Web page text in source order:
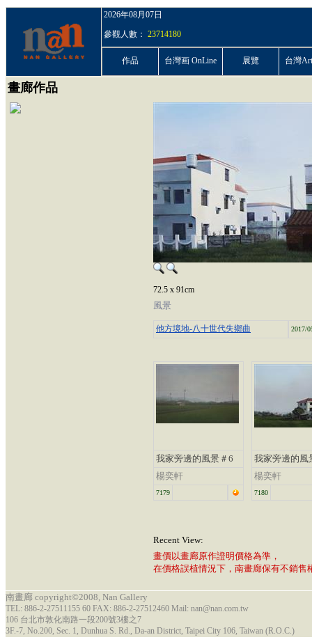
2026年08月07日
參觀人數： 23714180
作品 台灣画 OnLine 展覽 台灣
畫廊作品
72.5 x 91cm
風景
他方境地-八十世代失鄉曲 2017/
我家旁邊的風景＃6
楊奕軒
7179
我家旁邊的風
楊奕軒
7180
Recent View:
畫價以畫廊原作證明價格為準，
在價格誤植情況下，南畫廊保有不銷售
南畫廊 copyright©2008, Nan Gallery
TEL: 886-2-27511155 60 FAX: 886-2-27512460 Mail: nan@nan.com.tw
106 台北市敦化南路一段200號3樓之7
3F.-7, No.200, Sec. 1, Dunhua S. Rd., Da-an District, Taipei City 106, Taiwan (R.O.C.)